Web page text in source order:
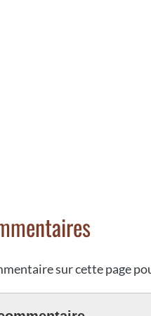
sur cette page